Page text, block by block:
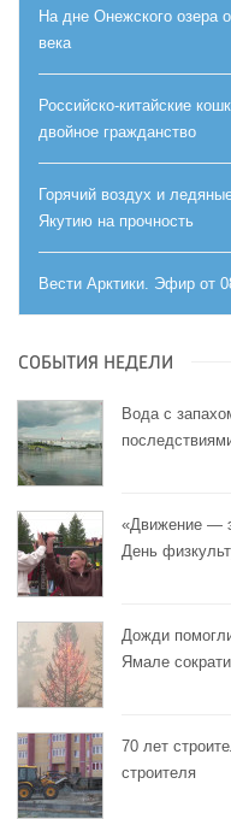
На дне Онежского озера
века
Российско-китайские
двойное гражданство
Горячий воздух и
Якутию на прочность
Вести Арктики. Эфир от
СОБЫТИЯ НЕДЕЛИ
Вода с
«Движение —
День
Дожди
Ямале
70 лет
строителя